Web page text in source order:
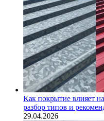
Как покрытие влияет
разбор типов и
29.04.2026